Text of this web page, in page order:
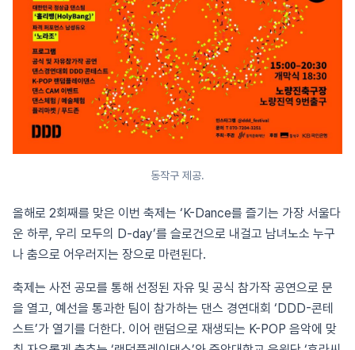
동작구 제공.
올해로 2회째를 맞은 이번 축제는 ‘K-Dance를 즐기는 가장 서울다
운 하루, 우리 모두의 D-day’를 슬로건으로 내걸고 남녀노소 누구
나 춤으로 어우러지는 장으로 마련된다.
축제는 사전 공모를 통해 선정된 자유 및 공식 참가작 공연으로 문
을 열고, 예선을 통과한 팀이 참가하는 댄스 경연대회 ‘DDD-콘테
스트’가 열기를 더한다. 이어 랜덤으로 재생되는 K-POP 음악에 맞